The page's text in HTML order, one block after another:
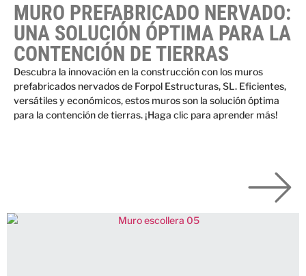
MURO PREFABRICADO NERVADO:
UNA SOLUCIÓN ÓPTIMA PARA LA
CONTENCIÓN DE TIERRAS
Descubra la innovación en la construcción con los muros
prefabricados nervados de Forpol Estructuras, SL. Eficientes,
versátiles y económicos, estos muros son la solución óptima
para la contención de tierras. ¡Haga clic para aprender más!